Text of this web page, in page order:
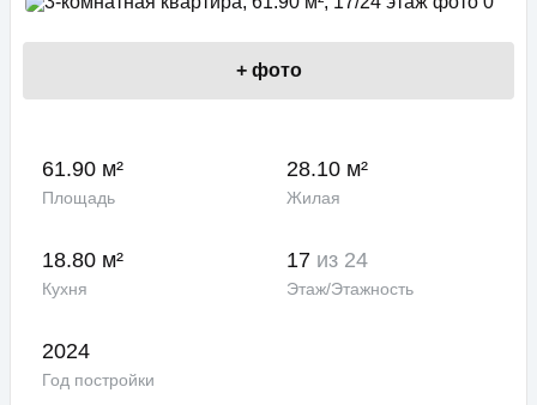
+ фото
61.90 м²
Площадь
28.10 м²
Жилая
18.80 м²
Кухня
17 из 24
Этаж/Этажность
2024
Год постройки